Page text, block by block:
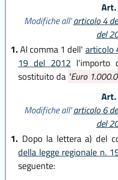
Art.
Modifiche all'articolo 4
del
1.Al comma 1 dell' articolo
19 del 2012 l'importo
sostituito da "Euro
Modifiche all'articolo 6
del
1. Dopo la lettera a) del
della legge regionale n.
seguente: